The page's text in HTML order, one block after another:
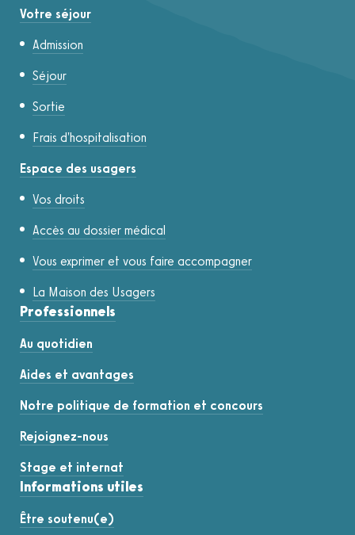
Votre séjour
Admission
Séjour
Sortie
Frais d'hospitalisation
Espace des usagers
Vos droits
Accès au dossier médical
Vous exprimer et vous faire accompagner
La Maison des Usagers
Professionnels
Au quotidien
Aides et avantages
Notre politique de formation et concours
Rejoignez-nous
Stage et internat
Informations utiles
Être soutenu(e)